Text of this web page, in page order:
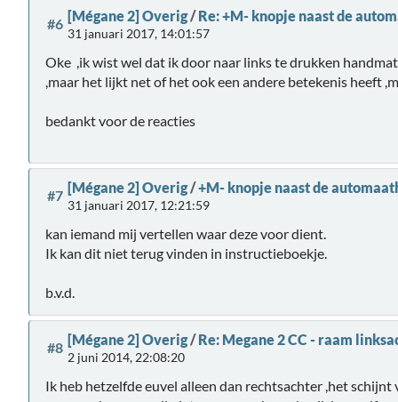
#6 [Mégane 2] Overig/Re: +M- knopje naast de
31 januari 2017, 14:01:57
Oke ,ik wist wel dat ik door naar links te drukken
,maar het lijkt net of het ook een andere betekenis heeft
bedankt voor de reacties
#7 [Mégane 2] Overig/+M- knopje naast de
31 januari 2017, 12:21:59
kan iemand mij vertellen waar deze voor dient.
Ik kan dit niet terug vinden in instructieboekje.
b.v.d.
#8 [Mégane 2] Overig/Re: Megane 2 CC - raam
2 juni 2014, 22:08:20
Ik heb hetzelfde euvel alleen dan rechtsachter ,het